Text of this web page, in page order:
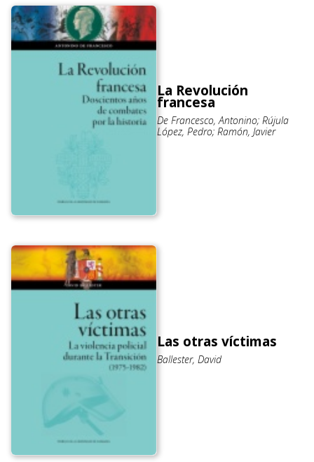
La Revolución
francesa
De Francesco, Antonino; Rújula
López, Pedro; Ramón, Javier
Las otras víctimas
Ballester, David